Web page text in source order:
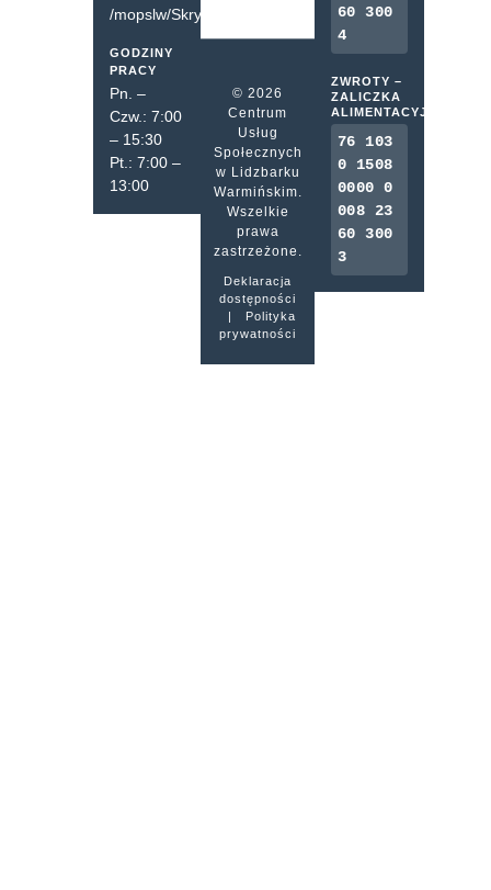
/mopslw/SkrytkaESP
GODZINY
PRACY
Pn. –
Czw.: 7:00
– 15:30
Pt.: 7:00 –
13:00
© 2026
Centrum
Usług
Społecznych
w Lidzbarku
Warmińskim.
Wszelkie
prawa
zastrzeżone.
Deklaracja
dostępności
|
Polityka
prywatności
60 300
4
ZWROTY –
ZALICZKA
ALIMENTACYJNA
76 103
0 1508
0000 0
008 23
60 300
3